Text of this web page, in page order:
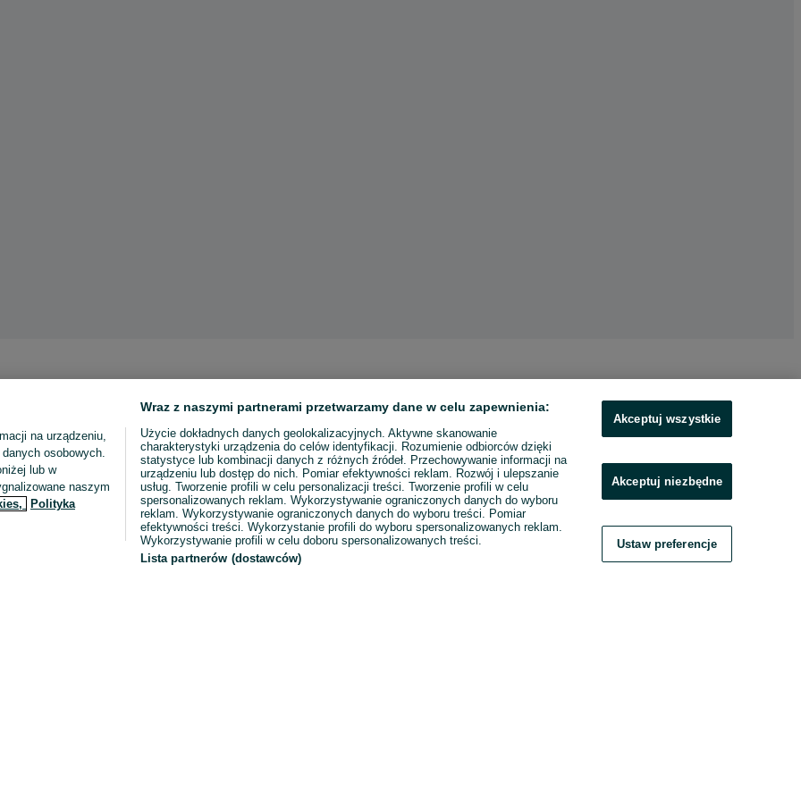
na urządzeniu,
osobowych.
lub w
naszym
Polityka
Wraz z naszymi partnerami przetwarzamy dane w celu zapewnienia:
Użycie dokładnych danych geolokalizacyjnych. Aktywne skanowanie
charakterystyki urządzenia do celów identyfikacji. Rozumienie odbiorców dzięki
statystyce lub kombinacji danych z różnych źródeł. Przechowywanie informacji na
urządzeniu lub dostęp do nich. Pomiar efektywności reklam. Rozwój i ulepszanie
usług. Tworzenie profili w celu personalizacji treści. Tworzenie profili w celu
spersonalizowanych reklam. Wykorzystywanie ograniczonych danych do wyboru
reklam. Wykorzystywanie ograniczonych danych do wyboru treści. Pomiar
efektywności treści. Wykorzystanie profili do wyboru spersonalizowanych reklam.
Wykorzystywanie profili w celu doboru spersonalizowanych treści.
Lista partnerów (dostawców)
Akceptuj wszystkie
Akceptuj niezbędne
Ustaw preferencje